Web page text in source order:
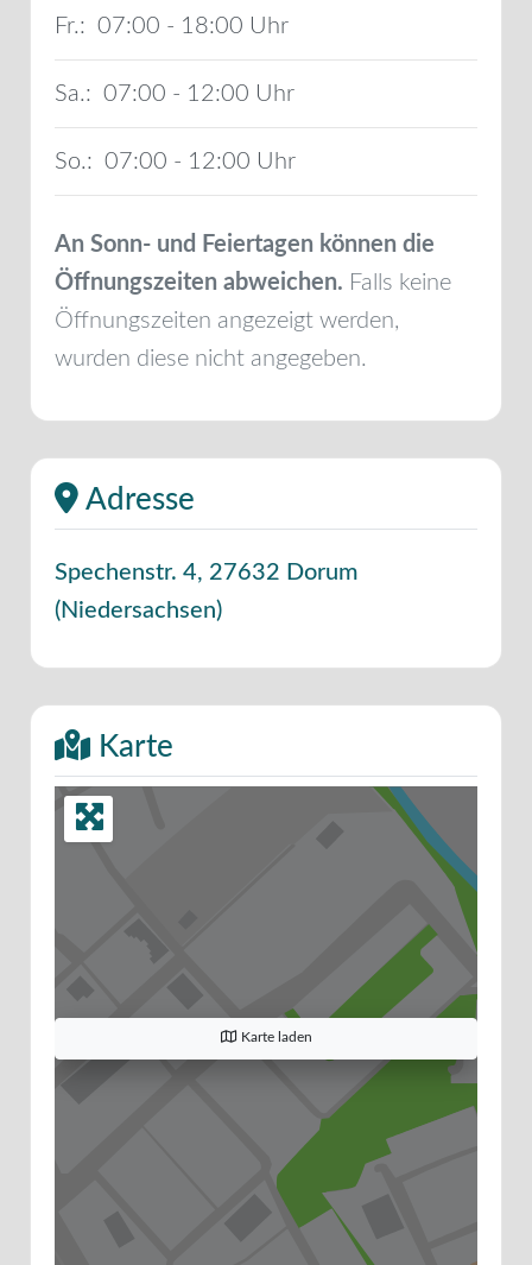
Fr.: 07:00 - 18:00
Sa.: 07:00 - 12:00
So.: 07:00 - 12:00
An Sonn- und Feiertagen können die
Öffnungszeiten abweichen. Falls keine
Öffnungszeiten angezeigt werden,
wurden diese nicht angegeben.
Adresse
Spechenstr. 4, 27632 Dorum
(Niedersachsen)
Karte
Karte laden